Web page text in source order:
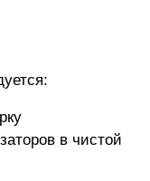
в чистой